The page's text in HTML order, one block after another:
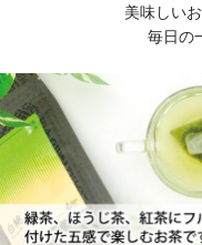
美味しい
毎日の